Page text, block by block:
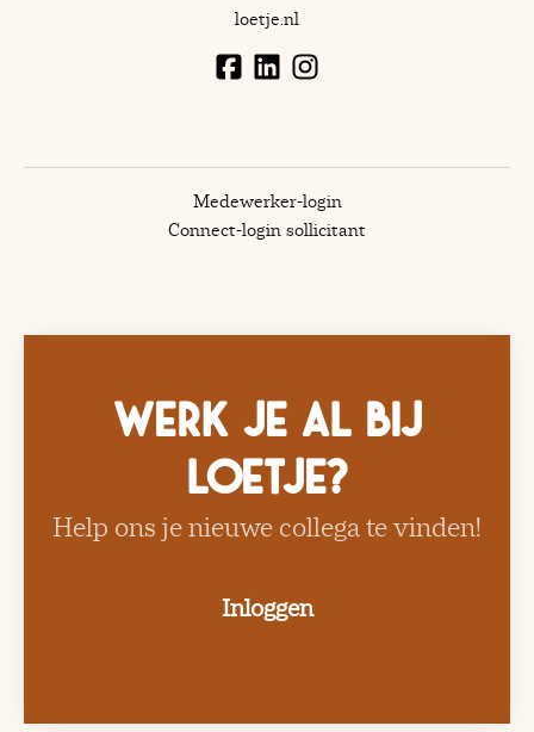
loetje.nl
Medewerker-login
Connect-login sollicitant
Werk je al bij
Loetje?
Help ons je nieuwe collega te vinden!
Inloggen